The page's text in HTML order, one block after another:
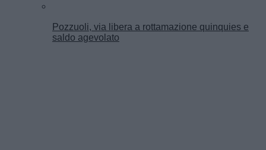
Pozzuoli, via libera a rottamazione quinquies e
saldo agevolato